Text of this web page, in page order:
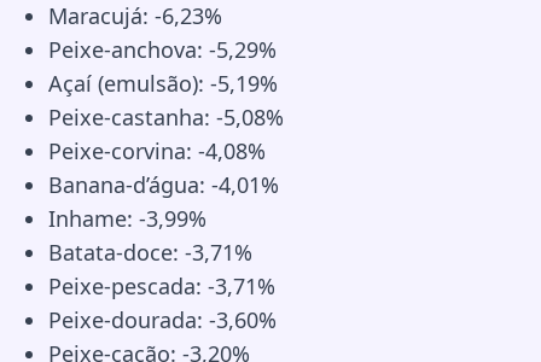
Maracujá: -6,23%
Peixe-anchova: -5,29%
Açaí (emulsão): -5,19%
Peixe-castanha: -5,08%
Peixe-corvina: -4,08%
Banana-d’água: -4,01%
Inhame: -3,99%
Batata-doce: -3,71%
Peixe-pescada: -3,71%
Peixe-dourada: -3,60%
Peixe-cação: -3,20%